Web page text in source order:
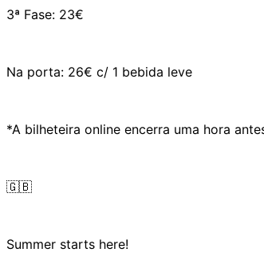
3ª Fase: 23€
Na porta: 26€ c/ 1 bebida leve
*A bilheteira online encerra uma hora
🇬🇧
Summer starts here!